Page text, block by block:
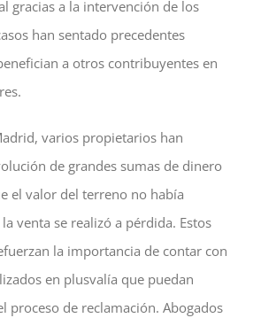
gracias a la intervención de los
han sentado precedentes
a otros contribuyentes en
varios propietarios han
de grandes sumas de dinero
el valor del terreno no había
venta se realizó a pérdida. Estos
la importancia de contar con
en plusvalía que puedan
proceso de reclamación. Abogados